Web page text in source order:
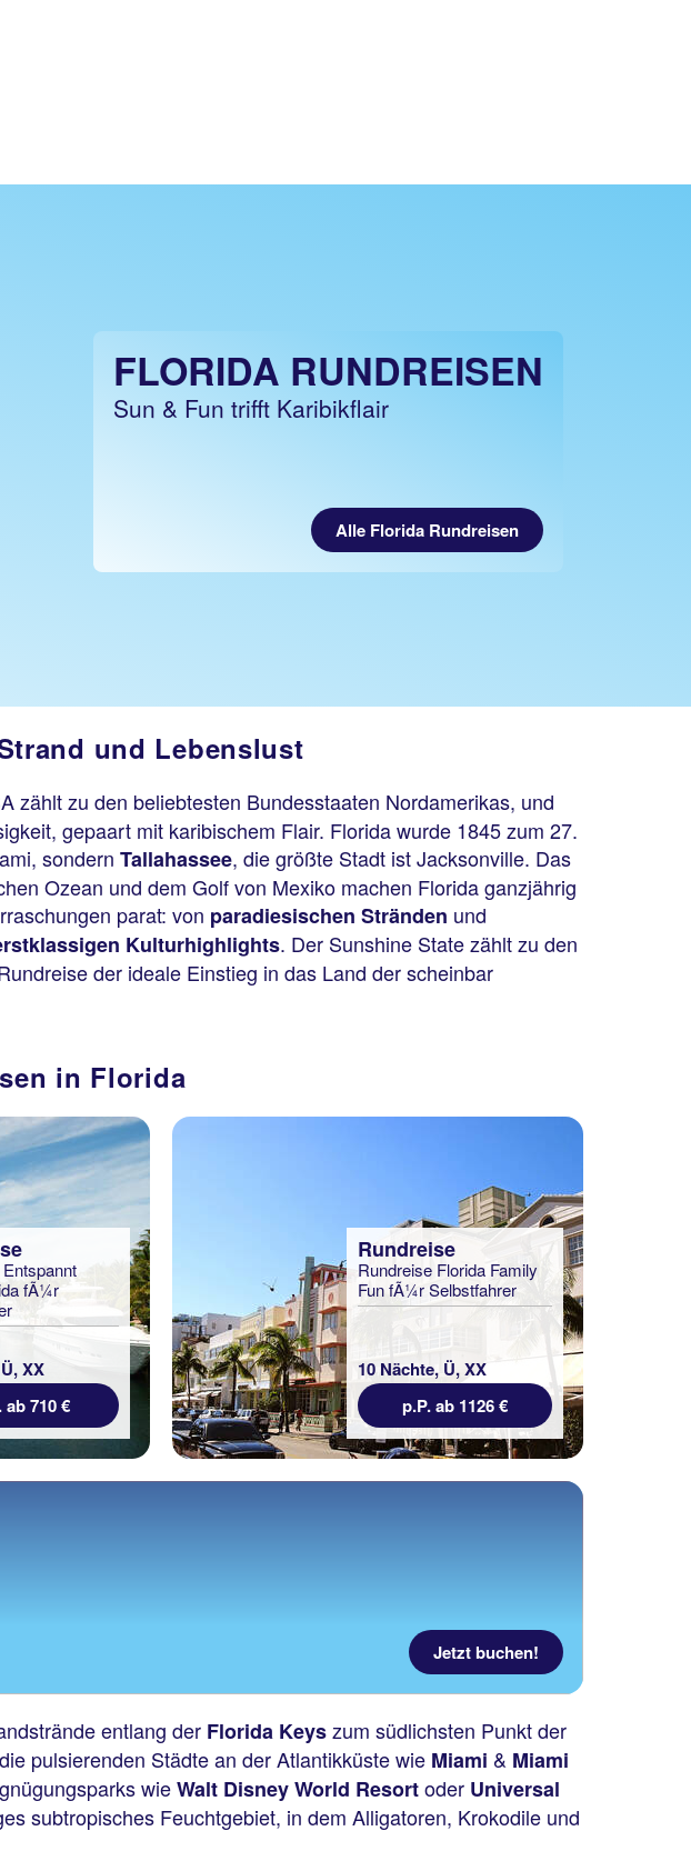
FLORIDA RUNDREISEN
Sun & Fun trifft Karibikflair
Alle Florida Rundreisen
und Lebenslust
zählt zu den beliebtesten Bundesstaaten Nordamerikas, und
gepaart mit karibischem Flair. Florida wurde 1845 zum 27.
sondern Tallahassee, die größte Stadt ist Jacksonville. Das
Ozean und dem Golf von Mexiko machen Florida ganzjährig
parat: von paradiesischen Stränden und
Kulturhighlights. Der Sunshine State zählt zu den
der ideale Einstieg in das Land der scheinbar
in Florida
fÃ¼r
XX
ab 710 €
Rundreise
Rundreise Florida Family
Fun fÃ¼r Selbstfahrer
10 Nächte, Ü, XX
p.P. ab 1126 €
Jetzt buchen!
entlang der Florida Keyszum südlichsten Punkt der
pulsierenden Städte an der Atlantikküste wie Miami & Miami
wieWalt Disney World Resortoder Universal
subtropisches Feuchtgebiet, in dem Alligatoren, Krokodile und